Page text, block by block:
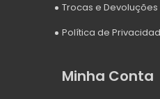
Trocas e Devoluções
Política de
Minha Conta